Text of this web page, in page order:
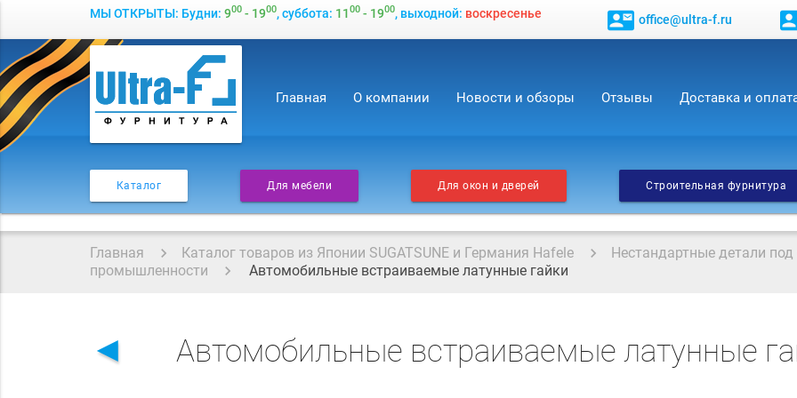
МЫ ОТКРЫТЫ: Будни: 900- 1900, суббота: 1100- 1900, выходной: воскресенье contact_mail office@ultra-f.ru
Главная О компании Новости и обзоры Отзывы Доставка и
Каталог Для мебели Для окон и дверей Строительная фурнитура
Главная Каталог товаров из Японии SUGATSUNE и Германия Hafele Нестандартные детали под
промышленности
Автомобильные встраиваемые латунные гайки
◄ Автомобильные встраиваемые латунные